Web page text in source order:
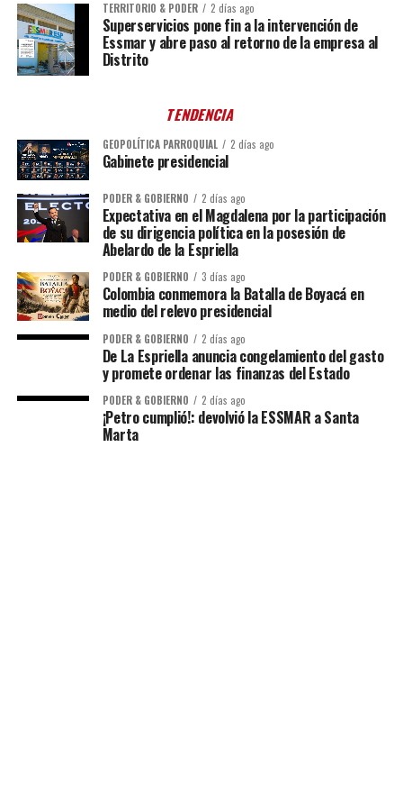
TERRITORIO & PODER 2 días ago
Superservicios pone fin a la intervención de
Essmar y abre paso al retorno de la empresa al
Distrito
TENDENCIA
GEOPOLÍTICA PARROQUIAL 2 días ago
Gabinete presidencial
PODER & GOBIERNO 2 días ago
Expectativa en el Magdalena por la participación
de su dirigencia política en la posesión de
Abelardo de la Espriella
PODER & GOBIERNO 3 días ago
Colombia conmemora la Batalla de Boyacá en
medio del relevo presidencial
PODER & GOBIERNO 2 días ago
De La Espriella anuncia congelamiento del gasto
y promete ordenar las finanzas del Estado
PODER & GOBIERNO 2 días ago
¡Petro cumplió!: devolvió la ESSMAR a Santa
Marta